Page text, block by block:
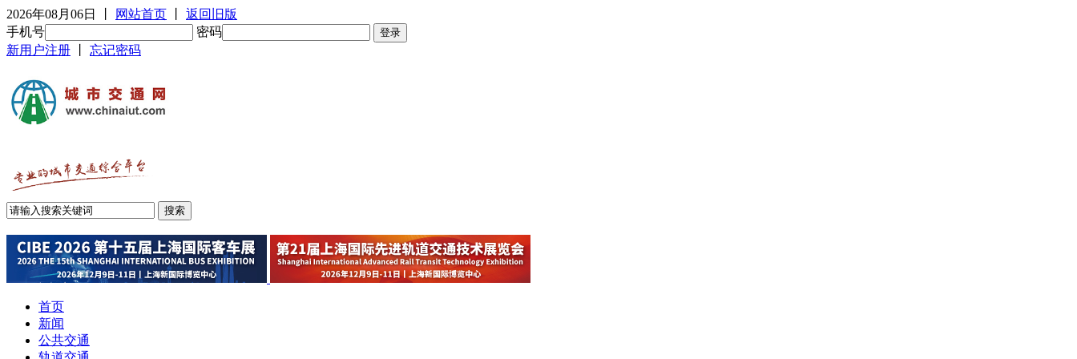
2026年08月06日 网站首页
返回旧版
手机号
密码
新用户注册
忘记密码
首页
新闻
公共交通